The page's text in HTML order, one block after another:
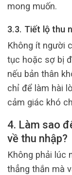
mong muốn.
3.3. Tiết lộ thu
Không ít người
tục hoặc sợ bị
nếu bản thân
chỉ để làm hài
cảm giác khó
4. Làm sao
về thu nhập?
Không phải lúc
thẳng thắn mà